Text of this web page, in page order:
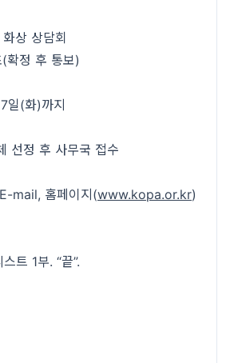
상 상담회
확정 후 통보)
일(화)까지
선정 후 사무국 접수
mail, 홈페이지(www.kopa.or.kr)
트 1부. “끝”.